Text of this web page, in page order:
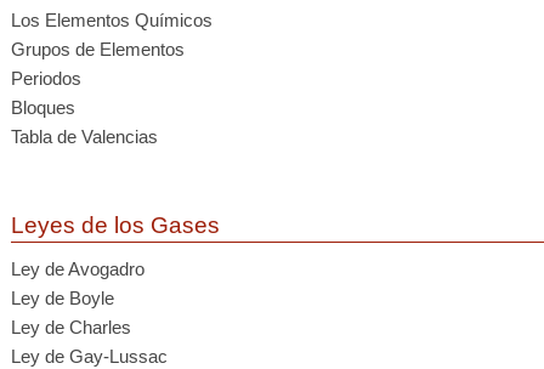
Los Elementos Químicos
Grupos de Elementos
Periodos
Bloques
Tabla de Valencias
Leyes de los Gases
Ley de Avogadro
Ley de Boyle
Ley de Charles
Ley de Gay-Lussac